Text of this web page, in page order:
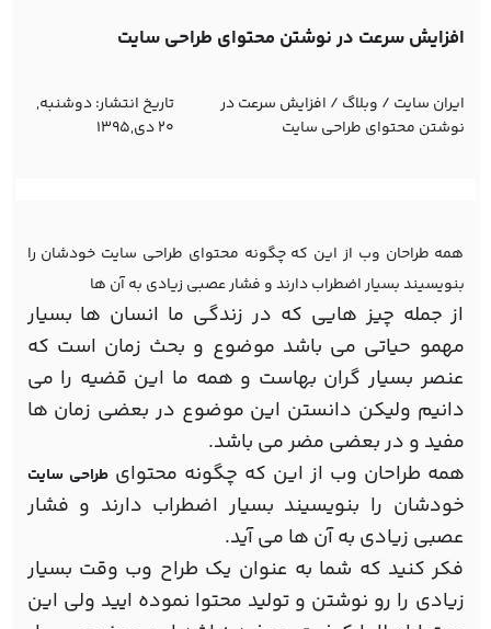
افزایش سرعت در نوشتن محتوای طراحی سایت
ایران سایت / وبلاگ / افزایش سرعت در
نوشتن محتوای طراحی سایت
تاریخ انتشار:دوشنبه,
20 دی,1395
همه طراحان وب از این که چگونه محتوای طراحی سایت خودشان را
بنویسیند بسیار اضطراب دارند و فشار عصبی زیادی به آن ها
از جمله چیز هایی که در زندگی ما انسان ها بسیار
مهمو حیاتی می باشد موضوع و بحث زمان است که
عنصر بسیار گران بهاست و همه ما این قضیه را می
دانیم ولیکن دانستن این موضوع در بعضی زمان ها
مفید و در بعضی مضر می باشد.
همه طراحان وب از این که چگونه محتوایطراحی سایت
خودشان را بنویسیند بسیار اضطراب دارند و فشار
عصبی زیادی به آن ها می آید.
فکر کنید که شما به عنوان یک طراح وب وقت بسیار
زیادی را رو نوشتن و تولید محتوا نموده ایید ولی این